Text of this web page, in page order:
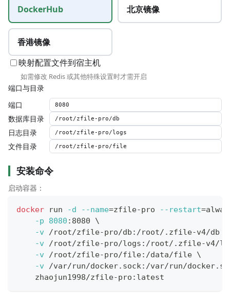
DockerHub 北京镜像
香港镜像
映射配置文件到宿主机
如需修改 Redis 或其他特殊设置时才需开启
端口与目录
端口
数据库目录
日志目录
文件目录
安装命令
启动容器：
docker run -d --name=zfile-pro --restart=
-p
8080 :8080 \
-v /root/zfile-pro/db:/root/.zfile-v4/db
-v /root/zfile-pro/logs:/root/.zfile-v4/
-v /root/zfile-pro/file:/data/file \
-v /var/run/docker.sock:/var/run/
    zhaojun1998/zfile-pro:latest